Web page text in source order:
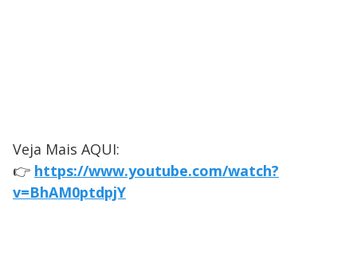
Veja Mais AQUI:
👉 https://www.youtube.com/watch?
v=BhAM0ptdpjY